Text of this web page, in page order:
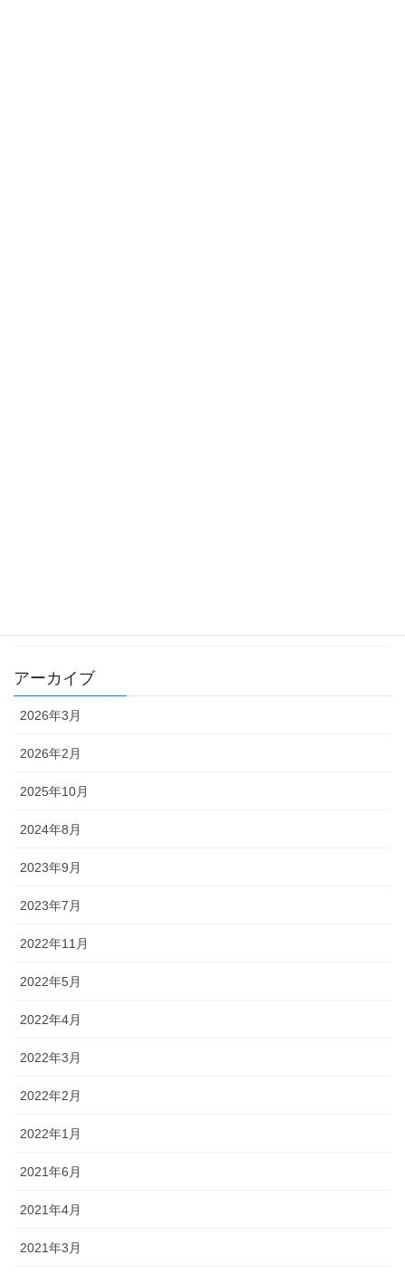
アーカイブ
2026年3月
2026年2月
2025年10月
2024年8月
2023年9月
2023年7月
2022年11月
2022年5月
2022年4月
2022年3月
2022年2月
2022年1月
2021年6月
2021年4月
2021年3月